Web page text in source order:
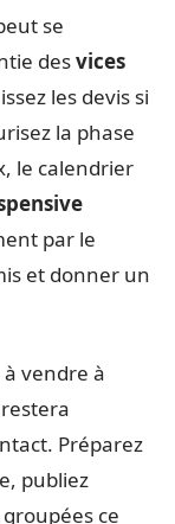
se
desvices
les devis si
la phase
le calendrier
par le
et donner un
vendre à
Préparez
publiez
ce